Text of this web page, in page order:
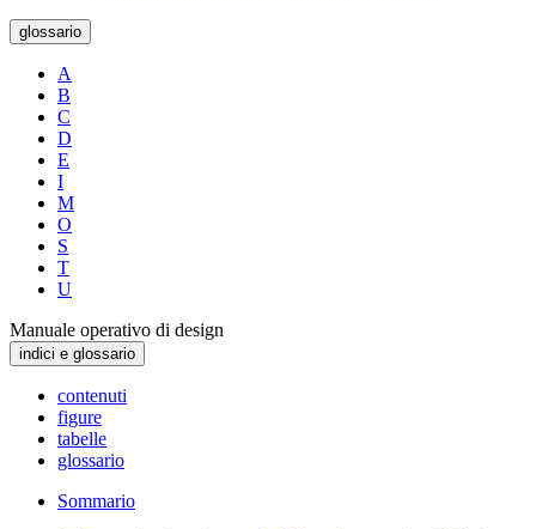
glossario
A
B
C
D
E
I
M
O
S
T
U
Manuale operativo di design
indici e glossario
contenuti
figure
tabelle
glossario
Sommario